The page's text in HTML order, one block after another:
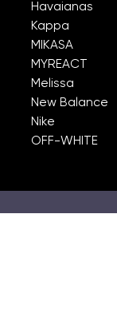
Havaianas
Kappa
MIKASA
MYREACT
Melissa
New Balance
Nike
OFF-WHITE